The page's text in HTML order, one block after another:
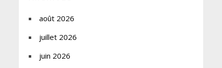
août 2026
juillet 2026
juin 2026